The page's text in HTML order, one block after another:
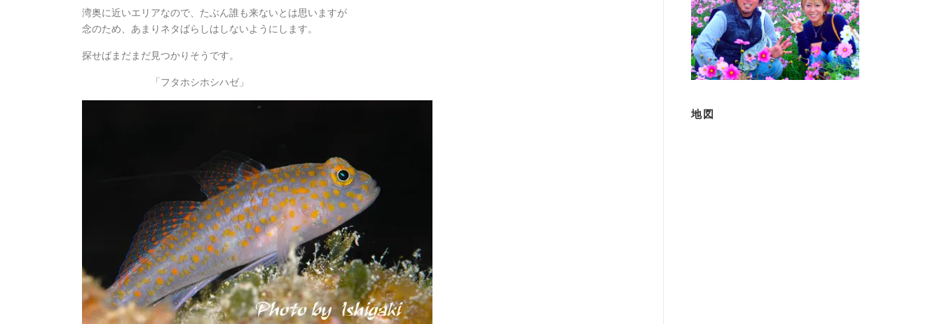
湾奥に近いエリアなので、たぶん誰も来ないとは思いますが
念のため、あまりネタばらしはしないようにします。
探せばまだまだ見つかりそうです。
「フタホシホシハゼ」
地図